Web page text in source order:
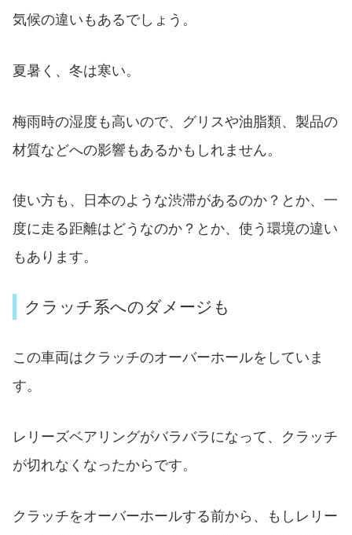
気候の違いもあるでしょう。
夏暑く、冬は寒い。
梅雨時の湿度も高いので、グリスや油脂類、製品の
材質などへの影響もあるかもしれません。
使い方も、日本のような渋滞があるのか？とか、一
度に走る距離はどうなのか？とか、使う環境の違い
もあります。
クラッチ系へのダメージも
この車両はクラッチのオーバーホールをしていま
す。
レリーズベアリングがバラバラになって、クラッチ
が切れなくなったからです。
クラッチをオーバーホールする前から、もしレリー